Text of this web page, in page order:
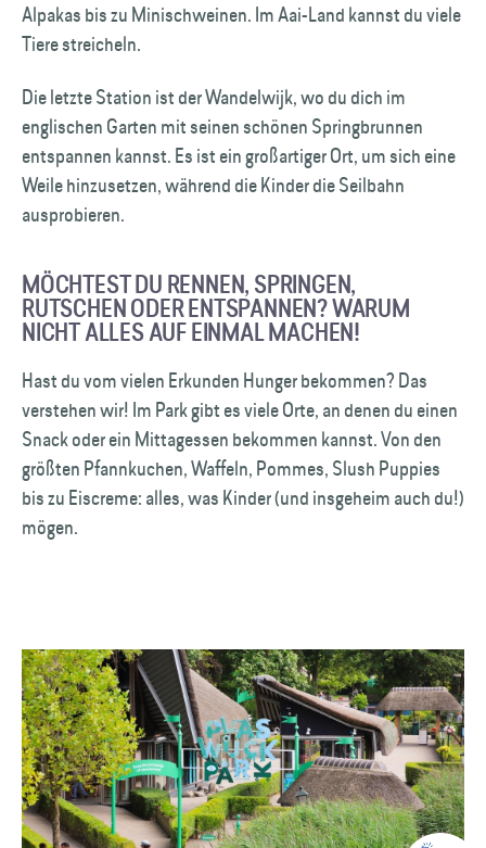
Alpakas bis zu Minischweinen. Im Aai-Land kannst du viele
Tiere streicheln.
Die letzte Station ist der Wandelwijk, wo du dich im
englischen Garten mit seinen schönen Springbrunnen
entspannen kannst. Es ist ein großartiger Ort, um sich eine
Weile hinzusetzen, während die Kinder die Seilbahn
ausprobieren.
MÖCHTEST DU RENNEN, SPRINGEN,
RUTSCHEN ODER ENTSPANNEN? WARUM
NICHT ALLES AUF EINMAL MACHEN!
Hast du vom vielen Erkunden Hunger bekommen? Das
verstehen wir! Im Park gibt es viele Orte, an denen du einen
Snack oder ein Mittagessen bekommen kannst. Von den
größten Pfannkuchen, Waffeln, Pommes, Slush Puppies
bis zu Eiscreme: alles, was Kinder (und insgeheim auch du!)
mögen.